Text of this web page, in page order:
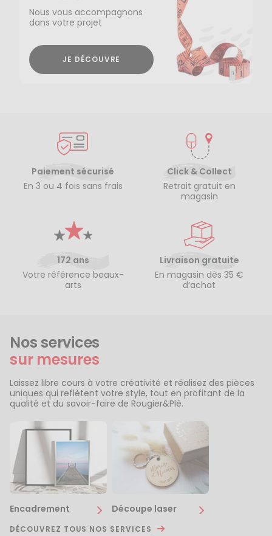
Nous vous accompagnons
dans votre projet
JE DÉCOUVRE
Paiement sécurisé
En 3 ou 4 fois sans frais
Click & Collect
Retrait gratuit en
magasin
172 ans
Votre référence beaux-
arts
Livraison gratuite
En magasin dès 35 €
d’achat
Nos services
sur mesures
Laissez libre cours à votre créativité et réalisez des pièces
uniques qui reflètent votre style, tout en profitant de la
qualité et du savoir-faire de Rougier&Plé.
Encadrement Découpe laser
DÉCOUVREZ TOUS NOS SERVICES